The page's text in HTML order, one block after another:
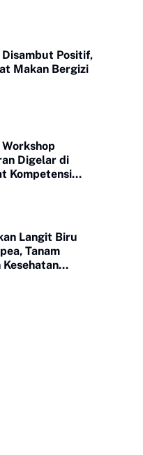
Disambut Positif,
Makan Bergizi
Digelar di
Kompetensi
Langit Biru
Tanam
Kesehatan